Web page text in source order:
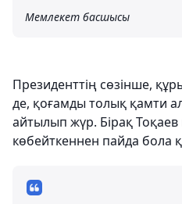
Мемлекет басшысы
Президенттің сөзінше,
де, қоғамды толық қамти
айтылып жүр. Бірақ
көбейткеннен пайда бола